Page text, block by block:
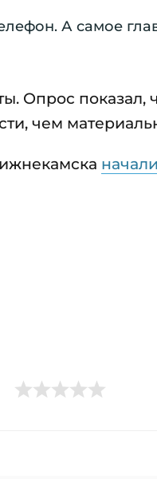
А самое
Опрос показал,
чем